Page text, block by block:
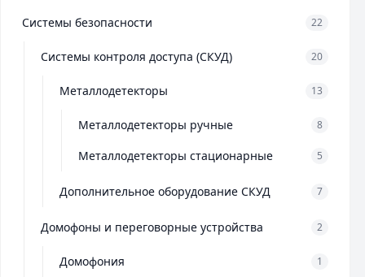
Системы безопасности 22
Системы контроля доступа (СКУД) 20
Металлодетекторы 13
Металлодетекторы ручные 8
Металлодетекторы стационарные 5
Дополнительное оборудование СКУД 7
Домофоны и переговорные устройства 2
Домофония 1